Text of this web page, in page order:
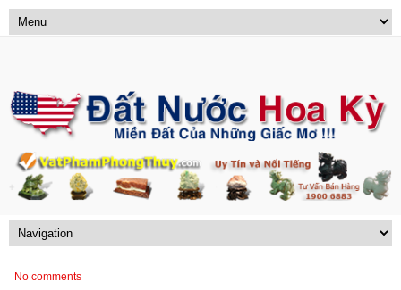
No comments